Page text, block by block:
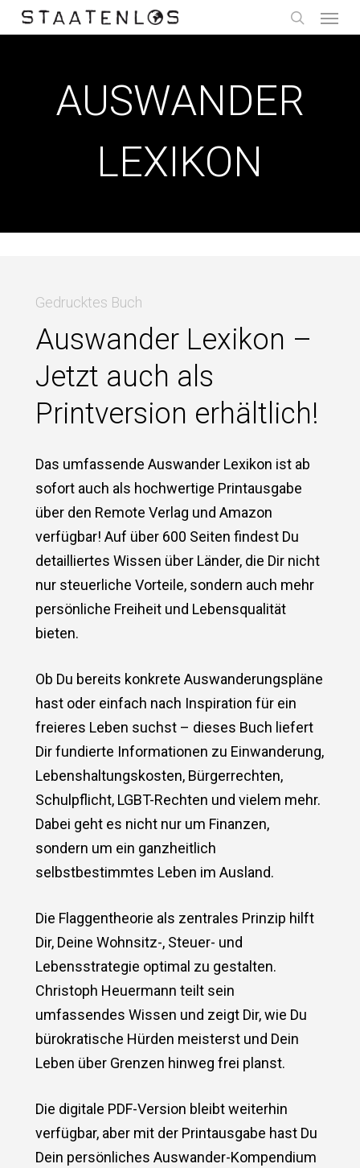
Skip
to
search
AUSWANDER
LEXIKON
Gedrucktes Buch
Auswander Lexikon –
Jetzt auch als
Printversion erhältlich!
Das umfassende Auswander Lexikon ist ab
sofort auch als hochwertige Printausgabe
über den Remote Verlag und Amazon
verfügbar! Auf über 600 Seiten findest Du
detailliertes Wissen über Länder, die Dir nicht
nur steuerliche Vorteile, sondern auch mehr
persönliche Freiheit und Lebensqualität
bieten.
Ob Du bereits konkrete Auswanderungspläne
hast oder einfach nach Inspiration für ein
freieres Leben suchst – dieses Buch liefert
Dir fundierte Informationen zu Einwanderung,
Lebenshaltungskosten, Bürgerrechten,
Schulpflicht, LGBT-Rechten und vielem mehr.
Dabei geht es nicht nur um Finanzen,
sondern um ein ganzheitlich
selbstbestimmtes Leben im Ausland.
Die Flaggentheorie als zentrales Prinzip hilft
Dir, Deine Wohnsitz-, Steuer- und
Lebensstrategie optimal zu gestalten.
Christoph Heuermann teilt sein
umfassendes Wissen und zeigt Dir, wie Du
bürokratische Hürden meisterst und Dein
Leben über Grenzen hinweg frei planst.
Die digitale PDF-Version bleibt weiterhin
verfügbar, aber mit der Printausgabe hast Du
Dein persönliches Auswander-Kompendium